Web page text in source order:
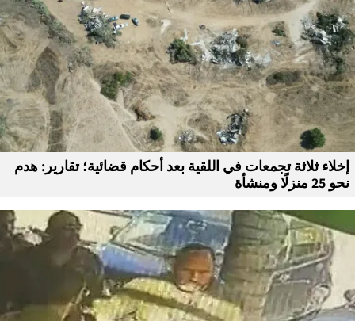
إخلاء ثلاثة تجمعات في اللقية بعد أحكام قضائية؛ تقارير: هدم
نحو 25 منزلًا ومنشأة